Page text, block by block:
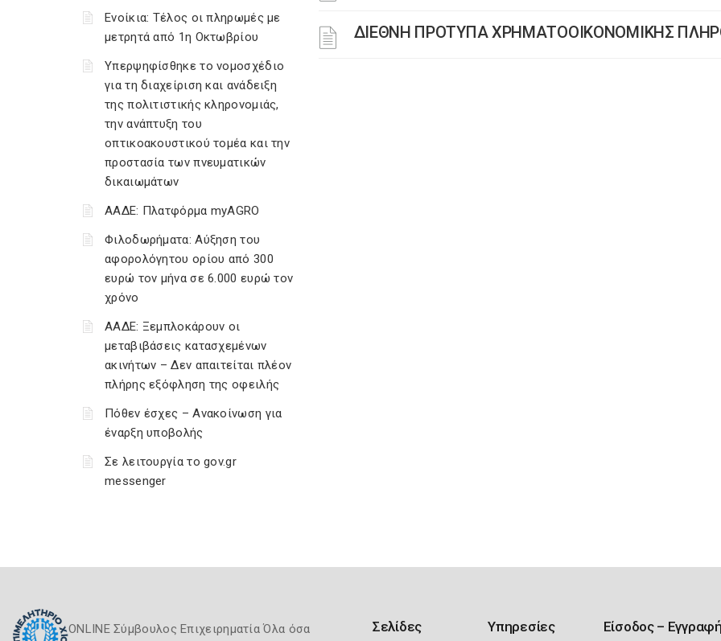
Ενοίκια: Τέλος οι πληρωμές με
μετρητά από 1η Οκτωβρίου
Υπερψηφίσθηκε το νομοσχέδιο
για τη διαχείριση και ανάδειξη
της πολιτιστικής κληρονομιάς,
την ανάπτυξη του
οπτικοακουστικού τομέα και την
προστασία των πνευματικών
δικαιωμάτων
ΑΑΔΕ: Πλατφόρμα myAGRO
Φιλοδωρήματα: Αύξηση του
αφορολόγητου ορίου από 300
ευρώ τον μήνα σε 6.000 ευρώ τον
χρόνο
ΑΑΔΕ: Ξεμπλοκάρουν οι
μεταβιβάσεις κατασχεμένων
ακινήτων – Δεν απαιτείται πλέον
πλήρης εξόφληση της οφειλής
Πόθεν έσχες – Ανακοίνωση για
έναρξη υποβολής
Σε λειτουργία το gov.gr
messenger
ΔΙΕΘΝΗ ΠΡΟΤΥΠΑ ΧΡΗΜΑΤΟΟΙΚΟΝΟΜΙΚΗΣ
ONLINE Σύμβουλος Επιχειρηματία Όλα όσα
Σελίδες Υπηρεσίες Είσοδος –